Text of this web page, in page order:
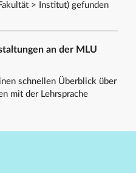
> Institut) gefunden
an der MLU
schnellen Überblick über
mit der Lehrsprache